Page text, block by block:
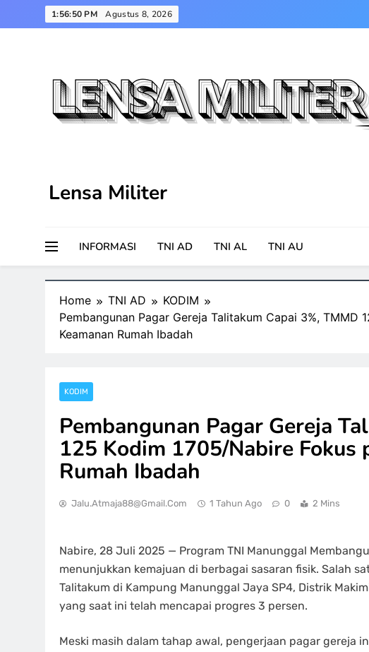
to
1:56:51 PM Agustus 8, 2026
Lensa Militer
INFORMASI TNI AD TNI AL TNI AU
Home TNI AD
KODIM
Pembangunan Pagar Gereja Talitakum Capai 3%, TMMD
Keamanan Rumah Ibadah
KODIM
Pembangunan Pagar Gereja
125 Kodim 1705/Nabire Fokus
Rumah Ibadah
Jalu.atmaja88@gmail.com 1 Tahun Ago 0 2 Mins
Nabire, 28 Juli 2025 — Program TNI Manunggal
menunjukkan kemajuan di berbagai sasaran fisik. Salah
Talitakum di Kampung Manunggal Jaya SP4, Distrik
yang saat ini telah mencapai progres 3 persen.
Meski masih dalam tahap awal, pengerjaan pagar gereja